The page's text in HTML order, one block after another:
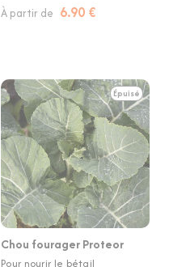
À partir de 6.90 €
Épuisé
Chou fourager Proteor
Pour nourir le bétail